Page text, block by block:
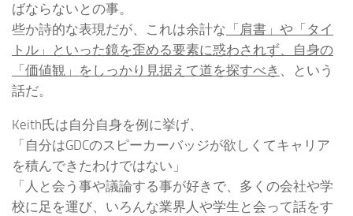
ばならないとの事。
些か詩的な表現だが、これは余計な 「肩書」や「タイ
トル」といった鏡を歪める要素に惑わされず、自身の
「価値観」をしっかり見据えて道を探すべき 、という
話だ。
Keith氏は自分自身を例に挙げ、
「自分はGDCのスピーカーバッジが欲しくてキャリア
を積んできたわけではない」
「人と会う事や議論する事が好きで、多くの会社や学
校に足を運び、いろんな業界人や学生と会って話をす